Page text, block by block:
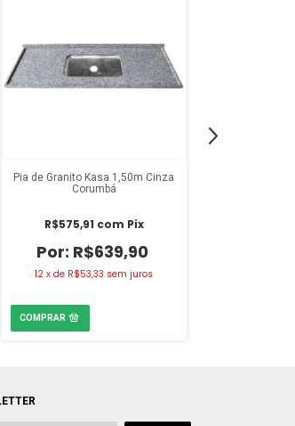
Pia de Granito Kasa 1,50m Cinza
Corumb
R$639,90
R$575,91 com Pix
12 xde R$53,33 sem juros